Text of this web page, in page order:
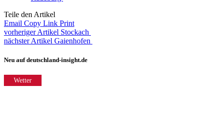
Teile den Artikel
Email Copy Link Print
vorheriger Artikel Stockach
nächster Artikel Gaienhofen
Neu auf deutschland-insight.de
Wetter